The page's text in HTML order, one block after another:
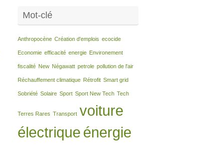
Mot-clé
Anthropocène Création d'emplois ecocide
Economie efficacité energie Environement
fiscalité New Négawatt petrole pollution de l'air
Réchauffement climatique Rétrofit Smart grid
Sobriété Solaire Sport Sport New Tech Tech
Terres Rares Transport voiture
électrique énergie